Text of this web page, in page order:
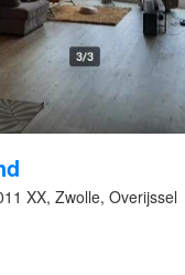
XX, Zwolle, Overijssel